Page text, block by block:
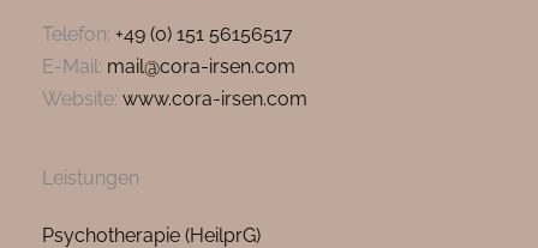
Telefon: +49 (0) 151 56156517
E-Mail: mail@cora-irsen.com
Website: www.cora-irsen.com
Leistungen
Psychotherapie (HeilprG)